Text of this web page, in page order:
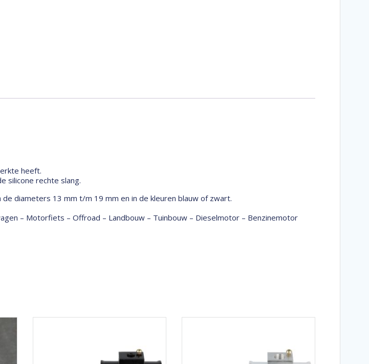
heeft.
silicone rechte slang.
diameters 13 mm t/m 19 mm en in de kleuren blauw of zwart.
– Motorfiets – Offroad – Landbouw – Tuinbouw – Dieselmotor – Benzinemotor